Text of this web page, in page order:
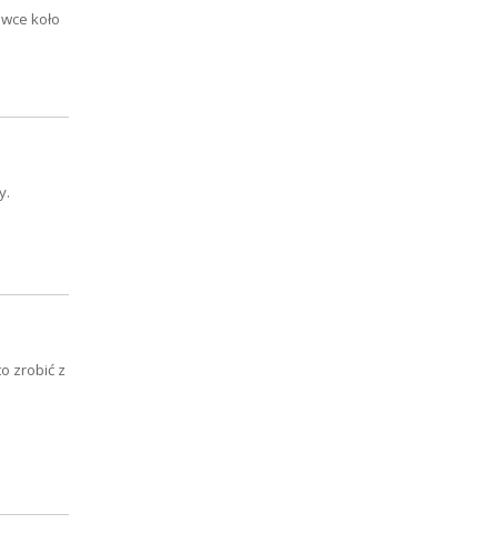
koło
zrobić z